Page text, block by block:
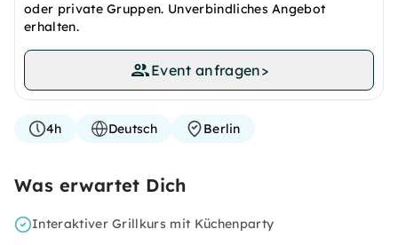
oder private Gruppen. Unverbindliches Angebot
erhalten.
Event anfragen>
4h Deutsch Berlin
Was erwartet Dich
Interaktiver Grillkurs mit Küchenparty